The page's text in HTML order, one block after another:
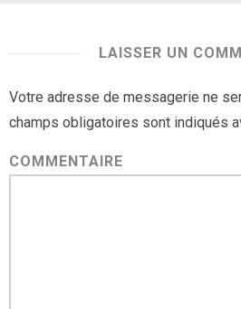
LAISSER UN
Votre adresse de messagerie ne
champs obligatoires sont indiqués
COMMENTAIRE